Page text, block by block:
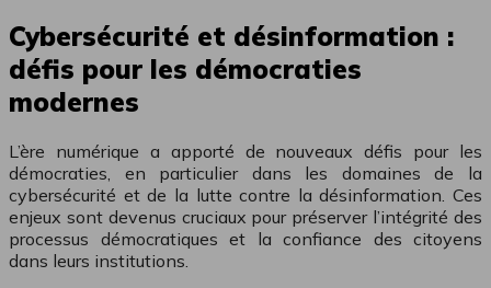
Cybersécurité et désinformation :
défis pour les démocraties
modernes
L’ère numérique a apporté de nouveaux défis pour les
démocraties, en particulier dans les domaines de la
cybersécurité et de la lutte contre la désinformation. Ces
enjeux sont devenus cruciaux pour préserver l’intégrité des
processus démocratiques et la confiance des citoyens
dans leurs institutions.